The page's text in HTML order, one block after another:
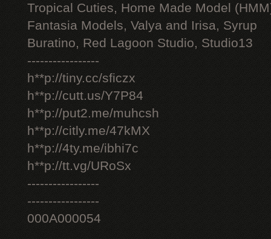
Tropical Cuties, Home Made Model
Fantasia Models, Valya and Irisa, Syrup
Buratino, Red Lagoon Studio, Studio13
-----------------
h**p://tiny.cc/sficzx
h**p://cutt.us/Y7P84
h**p://put2.me/muhcsh
h**p://citly.me/47kMX
h**p://4ty.me/ibhi7c
h**p://tt.vg/URoSx
-----------------
-----------------
000A000054